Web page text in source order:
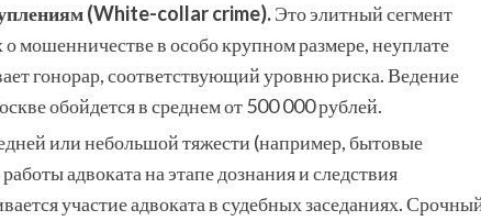
(White-collar crime).Это элитный сегмент
мошенничестве в особо крупном размере, неуплате
гонорар, соответствующий уровню риска. Ведение
обойдется в среднем от 500 000 рублей.
или небольшой тяжести (например, бытовые
адвоката на этапе дознания и следствия
участие адвоката в судебных заседаниях.